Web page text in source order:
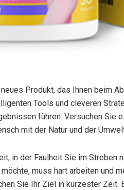
Produkt, das Ihnen beim
Tools und cleveren
führen. Versuchen Sie
mit der Natur und der
in der Faulheit Sie im Streben
muss hart arbeiten und
Sie Ihr Ziel in kürzester Zeit.